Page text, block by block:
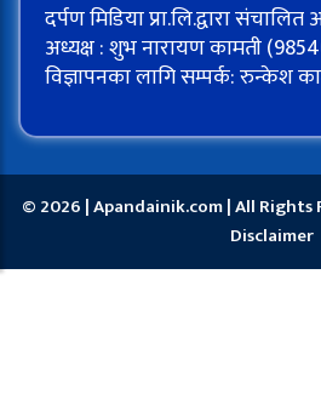
दर्पण मिडिया प्रा.लि.द्वारा
अध्यक्ष : शुभ नारायण कामती
विज्ञापनका लागि सम्पर्क: रुन्केश
© 2026 | Apandainik.com | All Rights
Disclaimer